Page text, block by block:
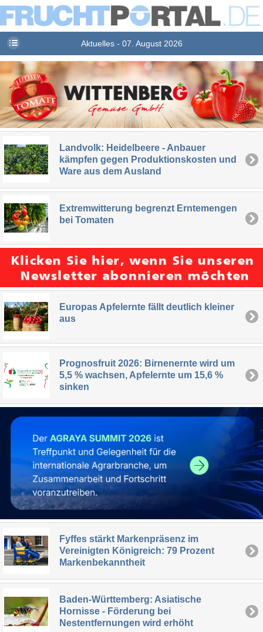
Aktuelles - 07. August 2026
Landvolk: Heidelbeere - Anbauer
kämpfen gegen Produktionskosten und
Ware aus dem Ausland
Extremwitterung begrenzt Erntemengen
bei Tomaten
Europas Apfelernte fällt deutlich kleiner
aus
Prognosfruit 2026: Birnenernte wird um
5,5 % wachsen, Apfelernte um 15,6 %
sinken
Fyffes stärkt Markenpräsenz im
Vereinigten Königreich: 79 Prozent
Markenbekanntheit
Baden-Württemberg: Asiatische
Hornisse - Förderung bei
Nestentfernungen wird erhöht